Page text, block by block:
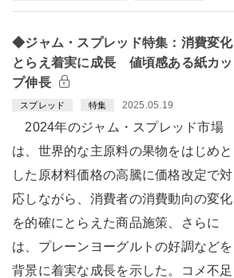
◆ジャム・スプレッド特集：消費変化
とらえ着実に成長 値頃感ある紙カッ
プ伸長
スプレッド 特集 2025.05.19
2024年のジャム・スプレッド市場
は、世界的な主原料の果物をはじめと
した原材料価格の高騰に価格改定で対
応しながら、消費者の消費動向の変化
を的確にとらえた商品施策、さらに
は、プレーンヨーグルトの好調などを
背景に着実な成長を示した。コメ不足